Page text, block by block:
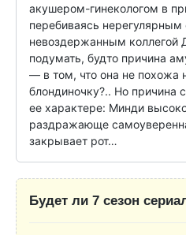
акушером-гинекологом в
перебиваясь нерегулярным
невоздержанным
подумать, будто причина
— в том, что она не похожа
блондиночку?.. Но причина
ее характере: Минди
раздражающе
закрывает рот…
Будет ли 7 сезон